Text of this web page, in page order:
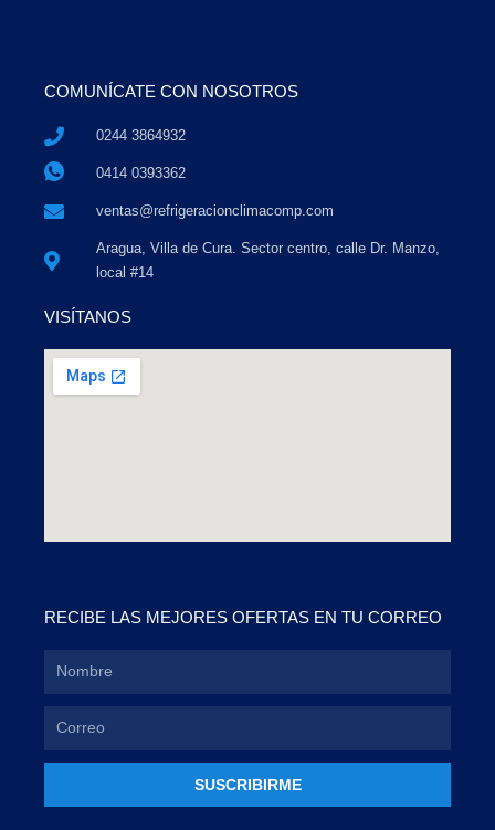
COMUNÍCATE CON NOSOTROS
0244 3864932
0414 0393362
ventas@refrigeracionclimacomp.com
Aragua, Villa de Cura. Sector centro, calle Dr. Manzo,
local #14
VISÍTANOS
RECIBE LAS MEJORES OFERTAS EN TU CORREO
SUSCRIBIRME